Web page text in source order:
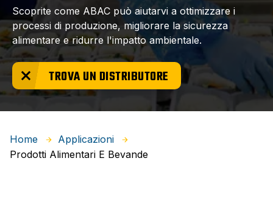
Scoprite come ABAC può aiutarvi a ottimizzare i
processi di produzione, migliorare la sicurezza
alimentare e ridurre l'impatto ambientale.
TROVA UN DISTRIBUTORE
Home
Applicazioni
Prodotti Alimentari E Bevande